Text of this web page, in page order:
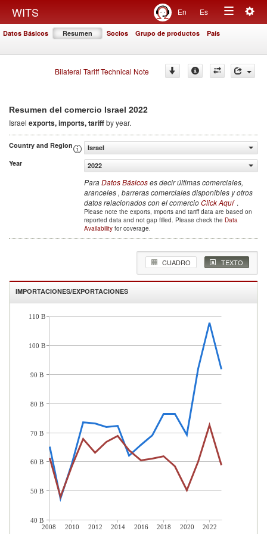
WITS En Es
Toggle
Datos Básicos Resumen Socios Grupo de productos País
Bilateral Tariff Technical Note
Resumen del comercio Israel 2022
Israel exports, imports, tariffby year.
Country and Region
Israel
Year
2022
ParaDatos Básicoses decir últimas comerciales,
aranceles , barreras comerciales disponibles y otros
datos relacionados con el comercioClick Aquí .
Please note the exports, imports and tariff data are based on
reported data and not gap filled. Please check the Data
Availability for coverage.
CUADRO TEXTO
IMPORTACIONES/EXPORTACIONES
2008 2010 2012 2014 2016 2018 2020
2022
110 B
100 B
90 B
80 B
70 B
60 B
50 B
40 B